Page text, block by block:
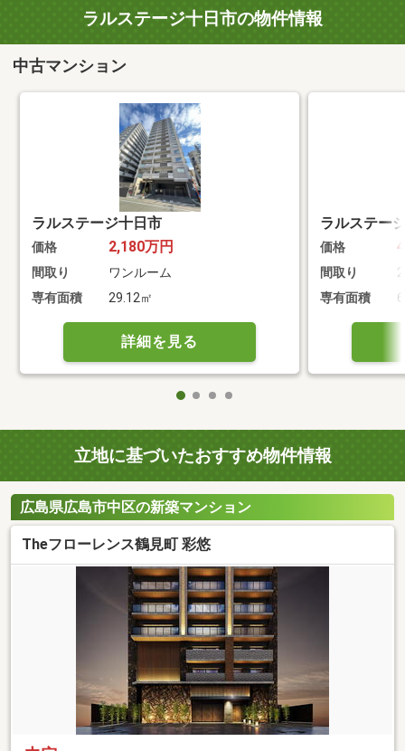
ラルステージ十日市の物件情報
中古マンション
ラルステージ十日市
価格 2,180万円
間取り
ワンルーム
専有面積
29.12㎡
詳細を見る
ラルステー
価格
間取り
専有面積
立地に基づいたおすすめ物件情報
広島県広島市中区の新築マンション
Theフローレンス鶴見町 彩悠